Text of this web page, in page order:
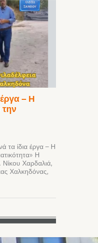
– Η
την
τα ίδια έργα – Η
Η
Νίκου Χαρδαλιά,
Χαλκηδόνας,